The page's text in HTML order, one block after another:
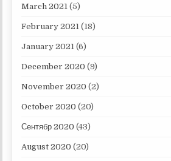
March 2021 (5)
February 2021 (18)
January 2021 (6)
December 2020 (9)
November 2020 (2)
October 2020 (20)
Сентябр 2020 (43)
August 2020 (20)